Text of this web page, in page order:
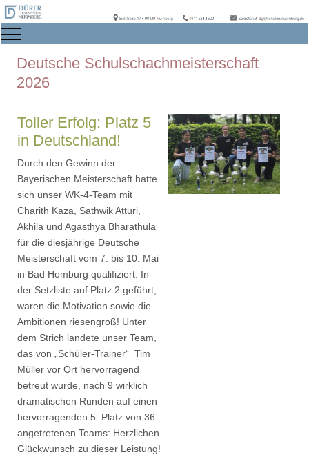
Mobile Menu Toggle
Deutsche Schulschachmeisterschaft
2026
Toller Erfolg: Platz 5
in Deutschland!
Durch den Gewinn der
Bayerischen Meisterschaft hatte
sich unser WK-4-Team mit
Charith Kaza, Sathwik Atturi,
Akhila und Agasthya Bharathula
für die diesjährige Deutsche
Meisterschaft vom 7. bis 10. Mai
in Bad Homburg qualifiziert. In
der Setzliste auf Platz 2 geführt,
waren die Motivation sowie die
Ambitionen riesengroß! Unter
dem Strich landete unser Team,
das von „Schüler-Trainer“ Tim
Müller vor Ort hervorragend
betreut wurde, nach 9 wirklich
dramatischen Runden auf einen
hervorragenden 5. Platz von 36
angetretenen Teams: Herzlichen
Glückwunsch zu dieser Leistung!